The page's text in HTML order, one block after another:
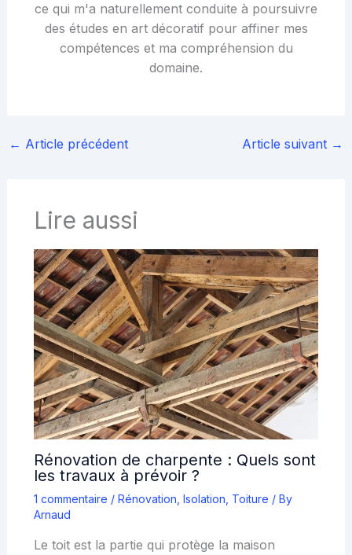
ce qui m'a naturellement conduite à poursuivre
des études en art décoratif pour affiner mes
compétences et ma compréhension du
domaine.
← Article précédent Article suivant →
Lire aussi
Rénovation de charpente : Quels sont
les travaux à prévoir ?
1 commentaire / Rénovation Isolation Toiture / By
Arnaud
Le toit est la partie qui protège la maison